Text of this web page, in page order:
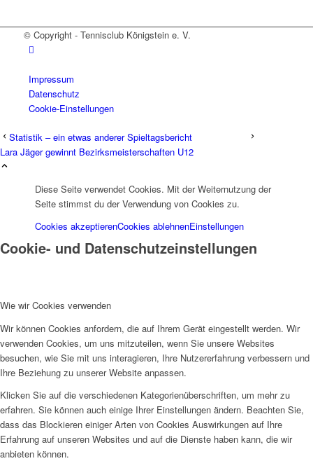
© Copyright - Tennisclub Königstein e. V.
Impressum
Datenschutz
Cookie-Einstellungen
Statistik – ein etwas anderer Spieltagsbericht
Lara Jäger gewinnt Bezirksmeisterschaften U12
Diese Seite verwendet Cookies. Mit der Weiternutzung der
Seite stimmst du der Verwendung von Cookies zu.
Cookies akzeptierenCookies ablehnenEinstellungen
Cookie- und Datenschutzeinstellungen
Wie wir Cookies verwenden
Wir können Cookies anfordern, die auf Ihrem Gerät eingestellt werden. Wir
verwenden Cookies, um uns mitzuteilen, wenn Sie unsere Websites
besuchen, wie Sie mit uns interagieren, Ihre Nutzererfahrung verbessern und
Ihre Beziehung zu unserer Website anpassen.
Klicken Sie auf die verschiedenen Kategorienüberschriften, um mehr zu
erfahren. Sie können auch einige Ihrer Einstellungen ändern. Beachten Sie,
dass das Blockieren einiger Arten von Cookies Auswirkungen auf Ihre
Erfahrung auf unseren Websites und auf die Dienste haben kann, die wir
anbieten können.